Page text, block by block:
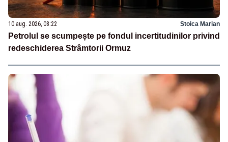
10 aug. 2026, 08:22 Stoica Marian
Petrolul se scumpește pe fondul incertitudinilor privind
redeschiderea Strâmtorii Ormuz